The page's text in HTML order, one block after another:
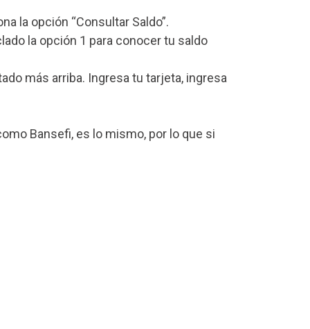
la opción “Consultar Saldo”.
la opción 1 para conocer tu saldo
más arriba. Ingresa tu tarjeta, ingresa
Bansefi, es lo mismo, por lo que si